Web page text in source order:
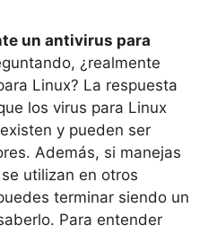
un antivirus para
¿realmente
Linux? La respuesta
los virus para Linux
y pueden ser
Además, si manejas
utilizan en otros
terminar siendo un
Para entender